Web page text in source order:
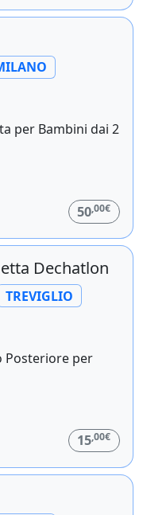
per Bambini dai 2
50,00€
Dechatlon
TREVIGLIO
Posteriore per
15,00€